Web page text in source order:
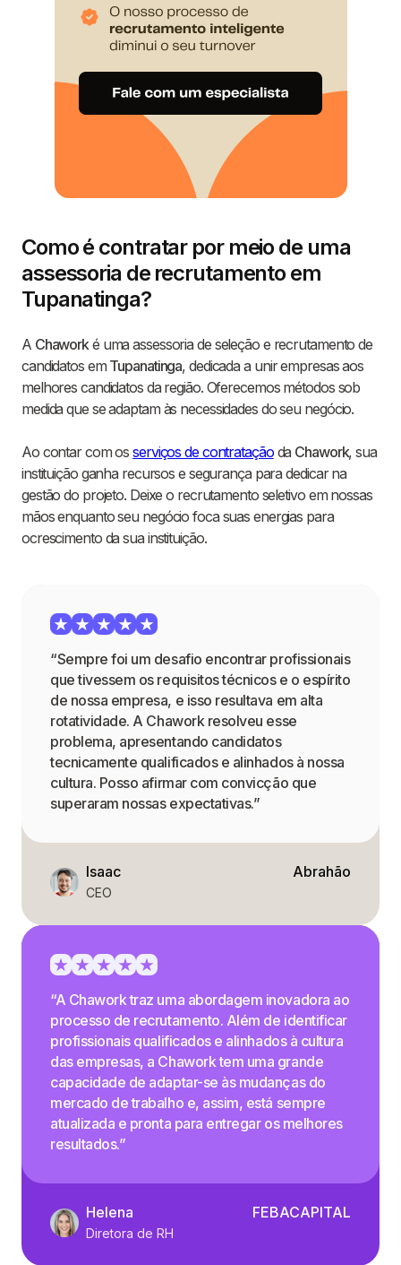
Como é contratar por meio de uma
assessoria de recrutamento em
Tupanatinga?
A Chaworké uma assessoria de seleção e recrutamento de
candidatos em Tupanatinga, dedicada a unir empresas aos
melhores candidatos da região. Oferecemos métodos sob
medida que se adaptam às necessidades do seu negócio.
Ao contar com osserviços de contrataçãoda Chawork, sua
instituição ganha recursos e segurança para dedicar na
gestão do projeto. Deixe o recrutamento seletivo em nossas
mãos enquanto seu negócio foca suas energias para
ocrescimento da sua instituição.
“Sempre foi um desafio encontrar profissionais
que tivessem os requisitos técnicos e o espírito
de nossa empresa, e isso resultava em alta
rotatividade. A Chawork resolveu esse
problema, apresentando candidatos
tecnicamente qualificados e alinhados à nossa
cultura. Posso afirmar com convicção que
superaram nossas expectativas.”
Isaac
CEO
Abrahão
“A Chawork traz uma abordagem inovadora ao
processo de recrutamento. Além de identificar
profissionais qualificados e alinhados à cultura
das empresas, a Chawork tem uma grande
capacidade de adaptar-se às mudanças do
mercado de trabalho e, assim, está sempre
atualizada e pronta para entregar os melhores
resultados.”
Helena
Diretora de RH
FEBACAPITAL